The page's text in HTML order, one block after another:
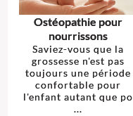
Ostéopathie pour
nourrissons
Saviez-vous que la
grossesse n'est pas
toujours une période
confortable pour
l'enfant autant que po
...